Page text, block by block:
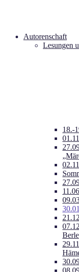
Autorenschaft
Lesungen
18.-